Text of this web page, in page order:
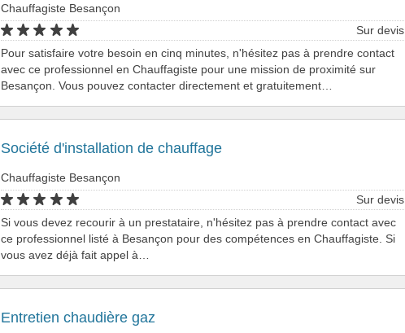
Chauffagiste Besançon
Sur devis
Pour satisfaire votre besoin en cinq minutes, n'hésitez pas à prendre contact
avec ce professionnel en Chauffagiste pour une mission de proximité sur
Besançon. Vous pouvez contacter directement et gratuitement…
Société d'installation de chauffage
Chauffagiste Besançon
Sur devis
Si vous devez recourir à un prestataire, n'hésitez pas à prendre contact avec
ce professionnel listé à Besançon pour des compétences en Chauffagiste. Si
vous avez déjà fait appel à…
Entretien chaudière gaz